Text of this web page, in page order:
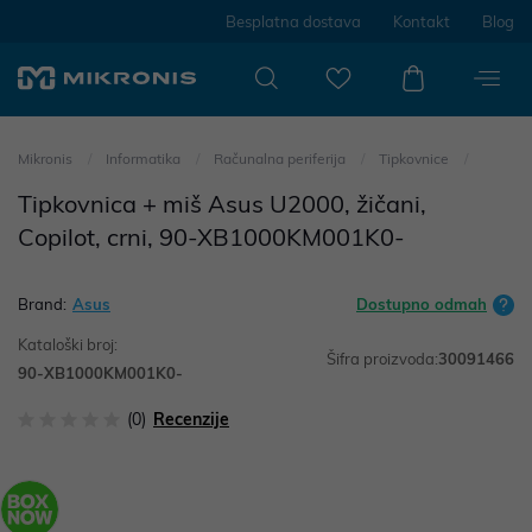
Besplatna dostava Kontakt Blog
Mikronis Informatika Računalna periferija Tipkovnice
Tipkovnica + miš Asus U2000, žičani,
Copilot, crni, 90-XB1000KM001K0-
Brand: Asus Dostupno odmah
Kataloški broj:
90-XB1000KM001K0-
Šifra proizvoda:30091466
(0) Recenzije